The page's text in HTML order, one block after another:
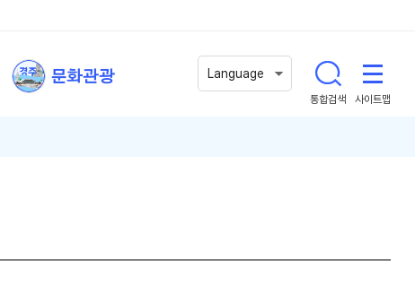
문화관광 Language
통합검색 사이트맵